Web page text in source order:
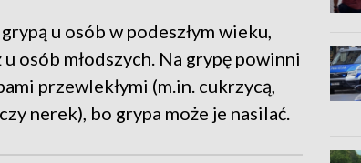
u osób w podeszłym wieku,
osób młodszych. Na grypę powinni
przewlekłymi (m.in. cukrzycą,
nerek), bo grypa może je nasilać.